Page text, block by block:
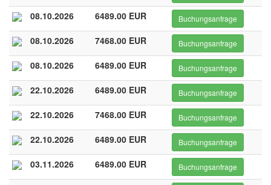
08.10.2026 6489.00 EUR Buchungsanfrage
08.10.2026 7468.00 EUR Buchungsanfrage
08.10.2026 6489.00 EUR Buchungsanfrage
22.10.2026 6489.00 EUR Buchungsanfrage
22.10.2026 7468.00 EUR Buchungsanfrage
22.10.2026 6489.00 EUR Buchungsanfrage
03.11.2026 6489.00 EUR Buchungsanfrage